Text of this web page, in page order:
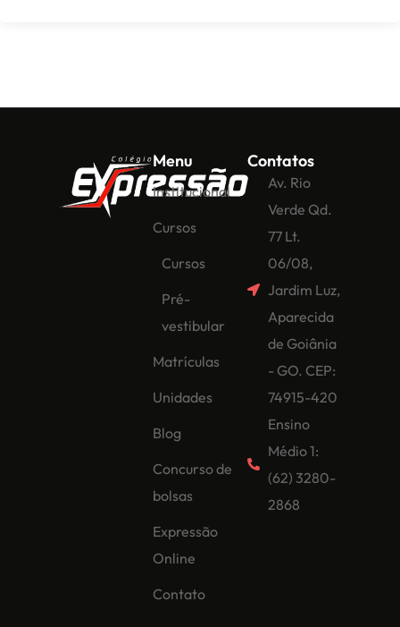
Menu
Institucional
Cursos
Cursos
Pré-
vestibular
Matrículas
Unidades
Blog
Concurso de
bolsas
Expressão
Online
Contato
Contatos
Av. Rio
Verde Qd.
77 Lt.
06/08,
Jardim Luz,
Aparecida
de Goiânia
- GO. CEP:
74915-420
Ensino
Médio 1:
(62) 3280-
2868